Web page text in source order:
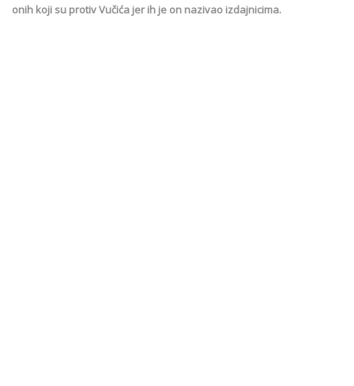
onih koji su protiv Vučića jer ih je on nazivao izdajnicima.